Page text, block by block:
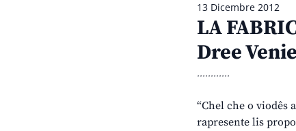
13 Dicembre 2012
LA
Dree
............
“Chel che o viodês
rapresente lis